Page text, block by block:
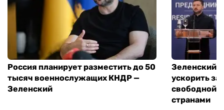
Россия планирует разместить до 50
тысяч военнослужащих КНДР —
Зеленский
Зеленский
ускорить
свободной
странами